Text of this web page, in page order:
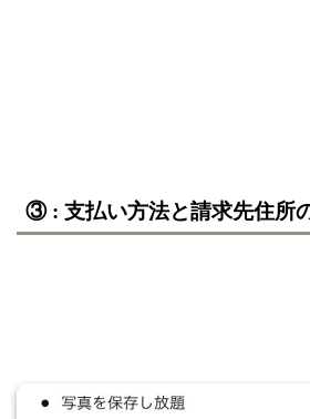
③ : 支払い方法と請求先住所